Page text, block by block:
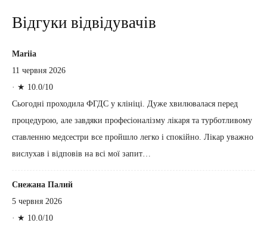
Відгуки відвідувачів
Mariia
11 червня 2026
· ★ 10.0/10
Сьогодні проходила ФГДС у клініці. Дуже хвилювалася перед
процедурою, але завдяки професіоналізму лікаря та турботливому
ставленню медсестри все пройшло легко і спокійно. Лікар уважно
вислухав і відповів на всі мої запит…
Снежана Палий
5 червня 2026
· ★ 10.0/10